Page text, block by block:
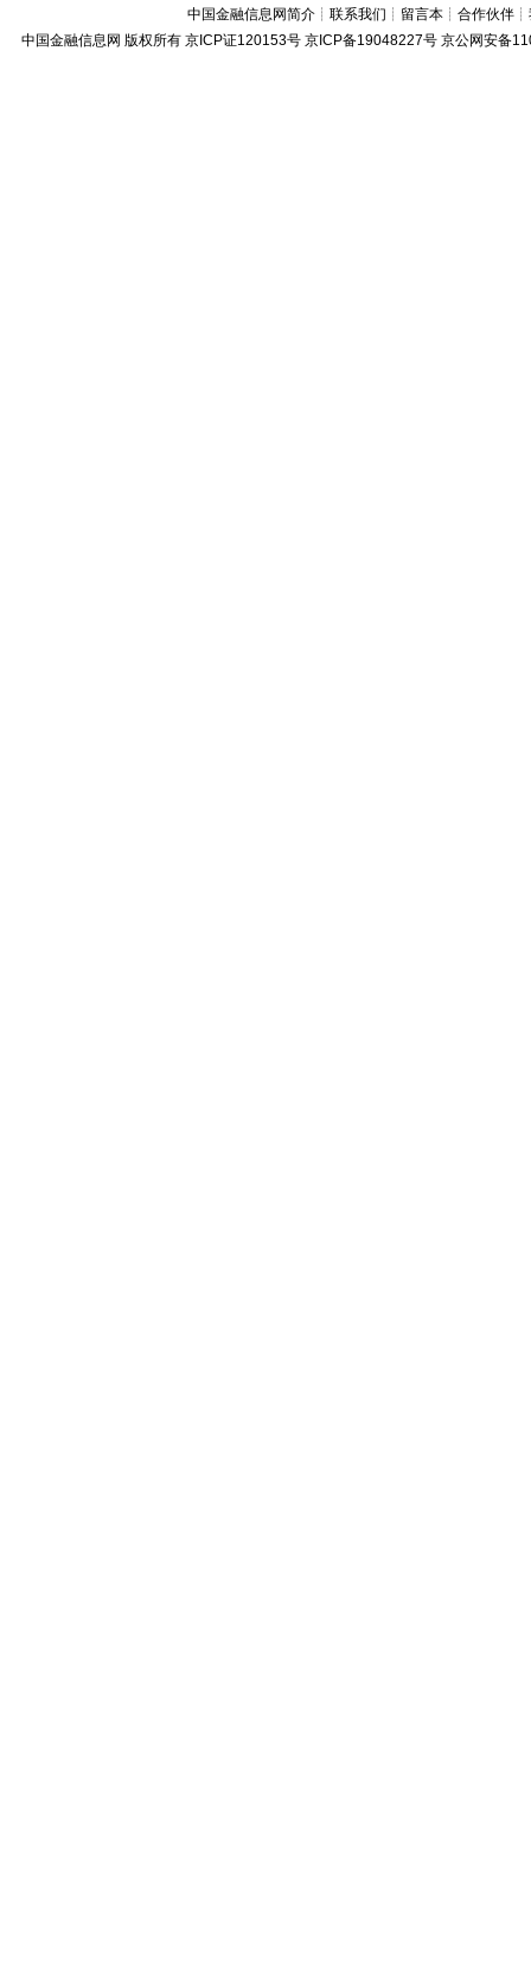
中国金融信息网简介 ┊联系我们 ┊ 留言本 ┊合作伙伴 ┊
中国金融信息网 版权所有 京ICP证120153号 京ICP备19048227号 京公网安备